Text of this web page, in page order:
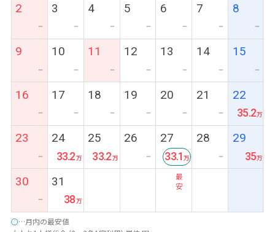
2
ー
3
ー
4
ー
5
ー
6
ー
7
ー
8
ー
9
ー
10
ー
11
ー
12
ー
13
ー
14
ー
15
ー
16
ー
17
ー
18
ー
19
ー
20
ー
21
ー
22
35.2
23
ー
24
33.2
25
33.2
26
ー
27
最
安
33.1
28
ー
29
35
30
ー
31
38
○…月内の最安値